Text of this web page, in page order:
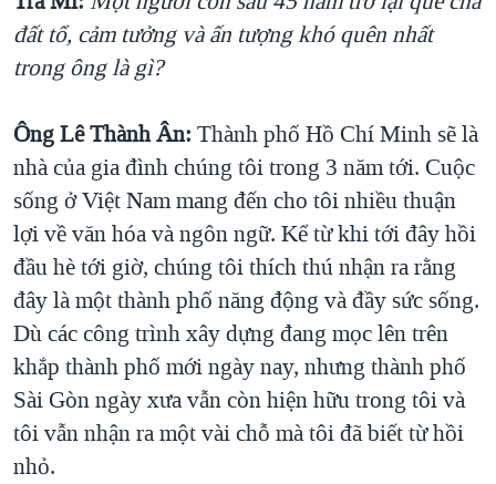
đất tổ, cảm tưởng và ấn tượng khó quên nhất
trong ông là gì?
Ông Lê Thành Ân: Thành phố Hồ Chí Minh sẽ là
nhà của gia đình chúng tôi trong 3 năm tới. Cuộc
sống ở Việt Nam mang đến cho tôi nhiều thuận
lợi về văn hóa và ngôn ngữ. Kể từ khi tới đây hồi
đầu hè tới giờ, chúng tôi thích thú nhận ra rằng
đây là một thành phố năng động và đầy sức sống.
Dù các công trình xây dựng đang mọc lên trên
khắp thành phố mới ngày nay, nhưng thành phố
Sài Gòn ngày xưa vẫn còn hiện hữu trong tôi và
tôi vẫn nhận ra một vài chỗ mà tôi đã biết từ hồi
nhỏ.